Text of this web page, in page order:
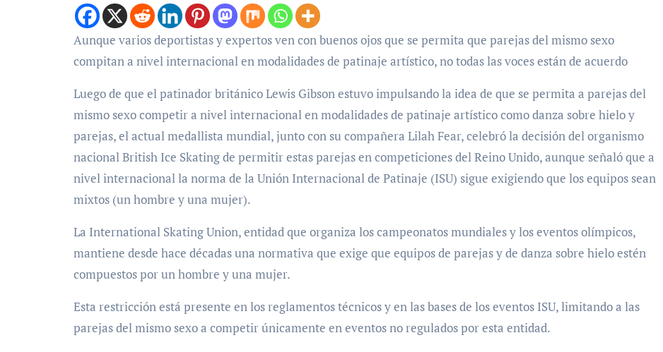
Aunque varios deportistas y expertos ven con buenos ojos que se permita que parejas del mismo sexo
compitan a nivel internacional en modalidades de patinaje artístico, no todas las voces están de acuerdo
Luego de que el patinador británico Lewis Gibson estuvo impulsando la idea de que se permita a parejas del
mismo sexo competir a nivel internacional en modalidades de patinaje artístico como danza sobre hielo y
parejas, el actual medallista mundial, junto con su compañera Lilah Fear, celebró la decisión del organismo
nacional British Ice Skating de permitir estas parejas en competiciones del Reino Unido, aunque señaló que a
nivel internacional la norma de la Unión Internacional de Patinaje (ISU) sigue exigiendo que los equipos sean
mixtos (un hombre y una mujer).
La International Skating Union, entidad que organiza los campeonatos mundiales y los eventos olímpicos,
mantiene desde hace décadas una normativa que exige que equipos de parejas y de danza sobre hielo estén
compuestos por un hombre y una mujer.
Esta restricción está presente en los reglamentos técnicos y en las bases de los eventos ISU, limitando a las
parejas del mismo sexo a competir únicamente en eventos no regulados por esta entidad.